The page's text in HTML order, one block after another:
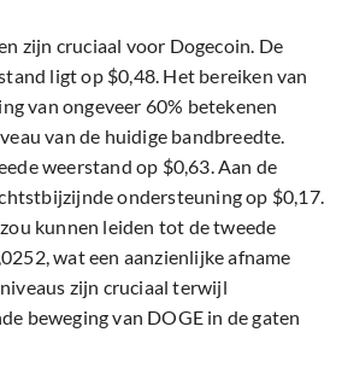
zijn cruciaal voor Dogecoin. De
ligt op $0,48. Het bereiken van
van ongeveer 60% betekenen
van de huidige bandbreedte.
weerstand op $0,63. Aan de
ondersteuning op $0,17.
kunnen leiden tot de tweede
wat een aanzienlijke afname
zijn cruciaal terwijl
beweging van DOGE in de gaten